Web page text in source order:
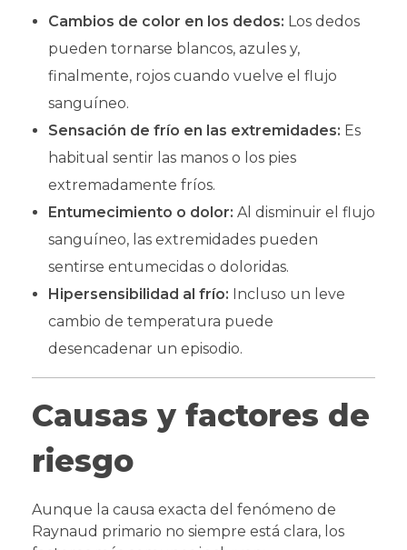
Cambios de color en los dedos: Los dedos
pueden tornarse blancos, azules y,
finalmente, rojos cuando vuelve el flujo
sanguíneo.
Sensación de frío en las extremidades: Es
habitual sentir las manos o los pies
extremadamente fríos.
Entumecimiento o dolor: Al disminuir el flujo
sanguíneo, las extremidades pueden
sentirse entumecidas o doloridas.
Hipersensibilidad al frío: Incluso un leve
cambio de temperatura puede
desencadenar un episodio.
Causas y factores de
riesgo
Aunque la causa exacta del fenómeno de
Raynaud primario no siempre está clara, los